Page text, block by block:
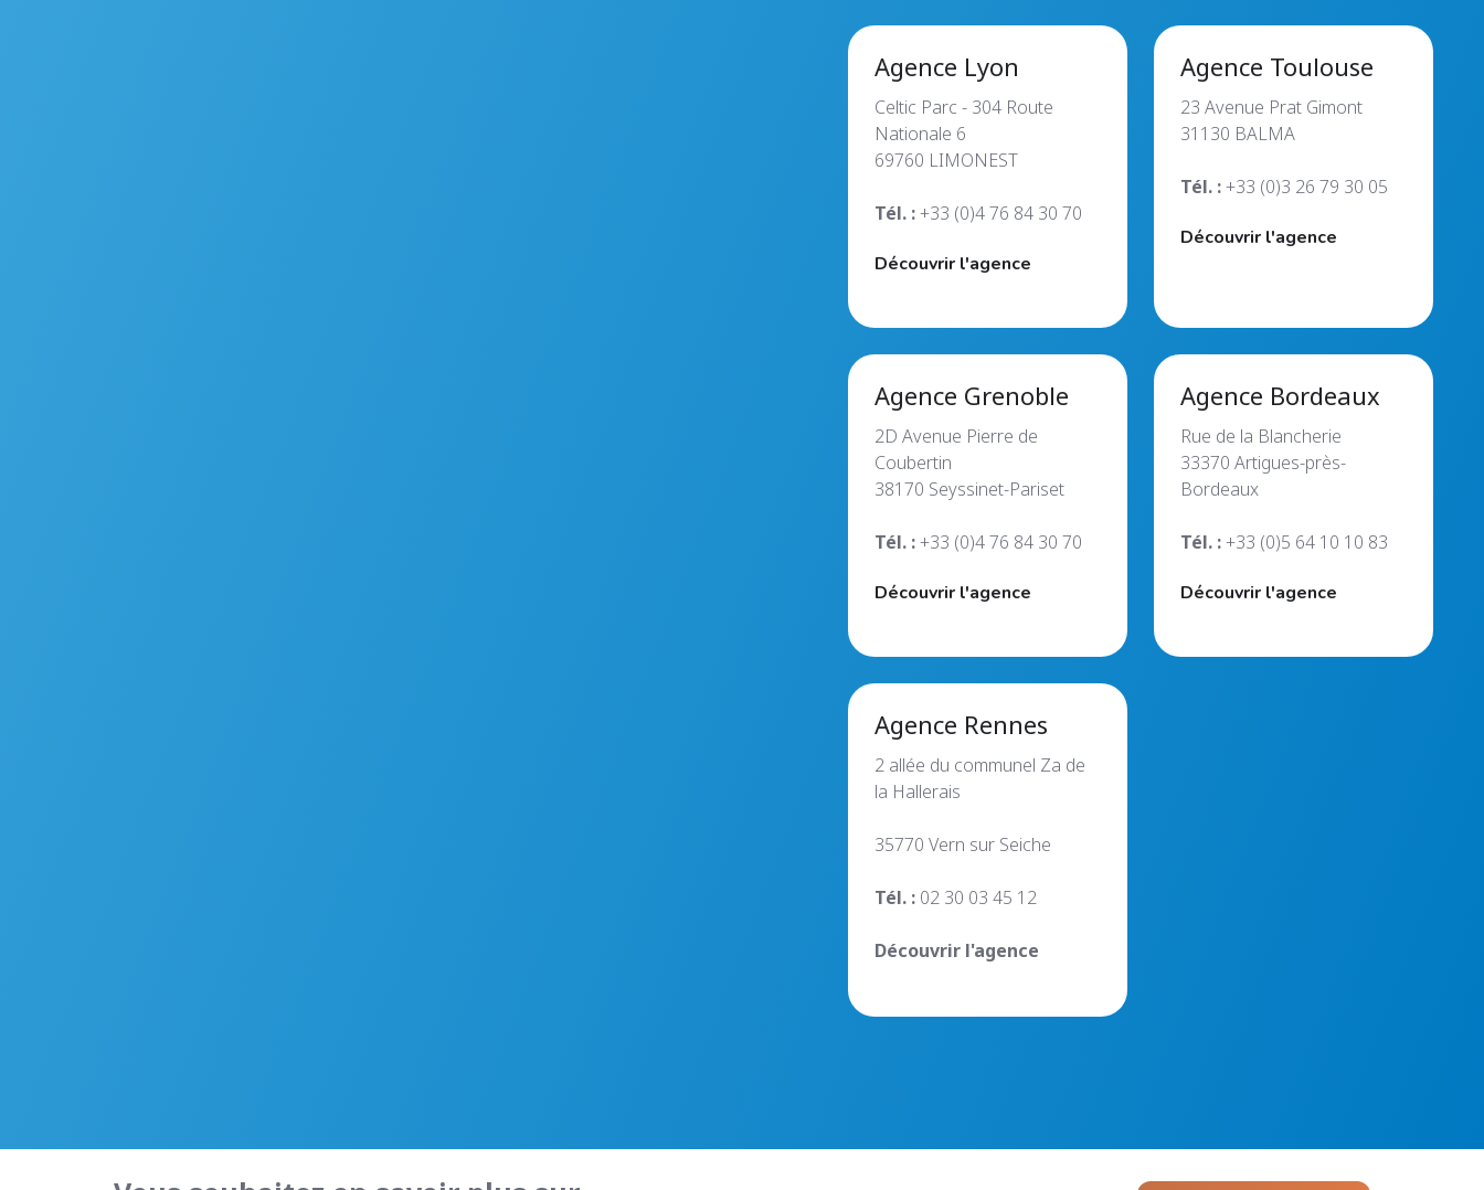
Agence Lyon
Celtic Parc - 304 Route
Nationale 6
69760 LIMONEST
Tél. :+33 (0)4 76 84 30 70
Découvrir l'agence
Agence Toulouse
23 Avenue Prat Gimont
31130 BALMA
Tél. :+33 (0)3 26 79 30 05
Découvrir l'agence
Agence Grenoble
2D Avenue Pierre de
Coubertin
38170 Seyssinet-Pariset
Tél. :+33 (0)4 76 84 30 70
Découvrir l'agence
Agence Bordeaux
Rue de la Blancherie
33370 Artigues-près-
Bordeaux
Tél. :+33 (0)5 64 10 10 83
Découvrir l'agence
Agence Rennes
2 allée du communel Za de
la Hallerais
35770 Vern sur Seiche
Tél. : 02 30 03 45 12
Découvrir l'agence